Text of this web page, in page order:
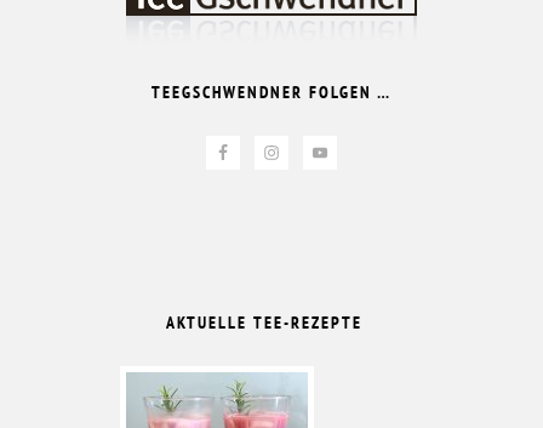
TEEGSCHWENDNER FOLGEN …
AKTUELLE TEE-REZEPTE